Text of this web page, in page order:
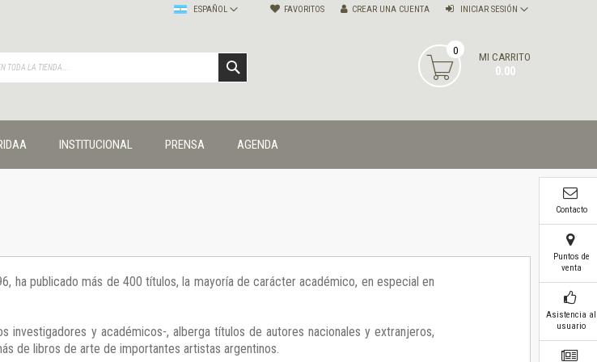
FAVORITOS INICIAR SESIÓN
CREAR UNA CUENTA
ESPAÑOL
MI CARRITO
0.00
0
INSTITUCIONAL PRENSA AGENDA
ha publicado más de 400 títulos, la mayoría de carácter académico, en especial en
investigadores y académicos-, alberga títulos de autores nacionales y extranjeros,
de libros de arte de importantes artistas argentinos.
Contacto
Puntos de
venta
Asistencia al
usuario